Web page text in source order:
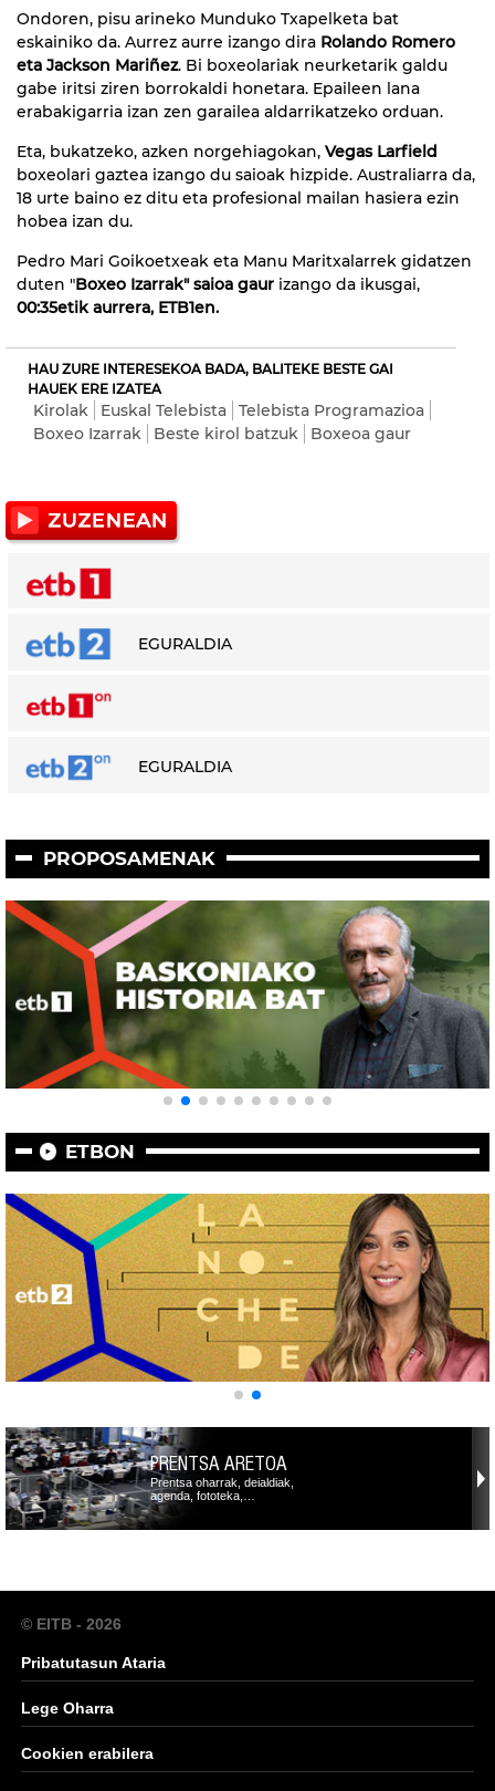
Ondoren, pisu arineko Munduko Txapelketa bat
eskainiko da. Aurrez aurre izango dira Rolando Romero
eta Jackson Mariñez. Bi boxeolariak neurketarik galdu
gabe iritsi ziren borrokaldi honetara. Epaileen lana
erabakigarria izan zen garailea aldarrikatzeko orduan.
Eta, bukatzeko, azken norgehiagokan, Vegas Larfield
boxeolari gaztea izango du saioak hizpide. Australiarra da,
18 urte baino ez ditu eta profesional mailan hasiera ezin
hobea izan du.
Pedro Mari Goikoetxeak eta Manu Maritxalarrek gidatzen
duten "Boxeo Izarrak" saioa gaur izango da ikusgai,
00:35etik aurrera, ETB1en.
HAU ZURE INTERESEKOA BADA, BALITEKE BESTE GAI
HAUEK ERE IZATEA
Kirolak Euskal Telebista
Telebista Programazioa
Boxeo Izarrak
Beste kirol batzuk Boxeoa gaur
EGURALDIA
EGURALDIA
PROPOSAMENAK
ETBON
PRENTSA ARETOA
Prentsa oharrak, deialdiak,
agenda, fototeka,…
© EITB - 2026
Pribatutasun Ataria
Lege Oharra
Cookien erabilera